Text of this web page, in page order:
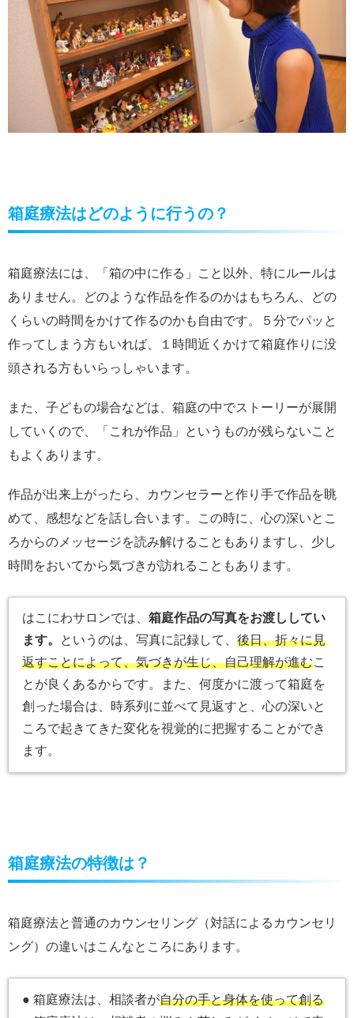
箱庭療法はどのように行うの？
箱庭療法には、「箱の中に作る」こと以外、特にルールは
ありません。どのような作品を作るのかはもちろん、どの
くらいの時間をかけて作るのかも自由です。５分でパッと
作ってしまう方もいれば、１時間近くかけて箱庭作りに没
頭される方もいらっしゃいます。
また、子どもの場合などは、箱庭の中でストーリーが展開
していくので、「これが作品」というものが残らないこと
もよくあります。
作品が出来上がったら、カウンセラーと作り手で作品を眺
めて、感想などを話し合います。この時に、心の深いとこ
ろからのメッセージを読み解けることもありますし、少し
時間をおいてから気づきが訪れることもあります。
はこにわサロンでは、箱庭作品の写真をお渡ししてい
ます。
というのは、写真に記録して、後日、折々に見
返すことによって、気づきが生じ、自己理解が進むこ
とが良くあるからです。また、何度かに渡って箱庭を
創った場合は、時系列に並べて見返すと、心の深いと
ころで起きてきた変化を視覚的に把握することができ
ます。
箱庭療法の特徴は？
箱庭療法と普通のカウンセリング（対話によるカウンセリ
ング）の違いはこんなところにあります。
● 箱庭療法は、相談者が自分の手と身体を使って創る